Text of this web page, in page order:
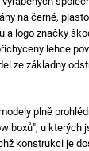
na černé,
a logo značky
lehce
ze základny
plně
boxů", u kterých
konstrukci je